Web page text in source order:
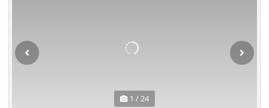
1 / 24